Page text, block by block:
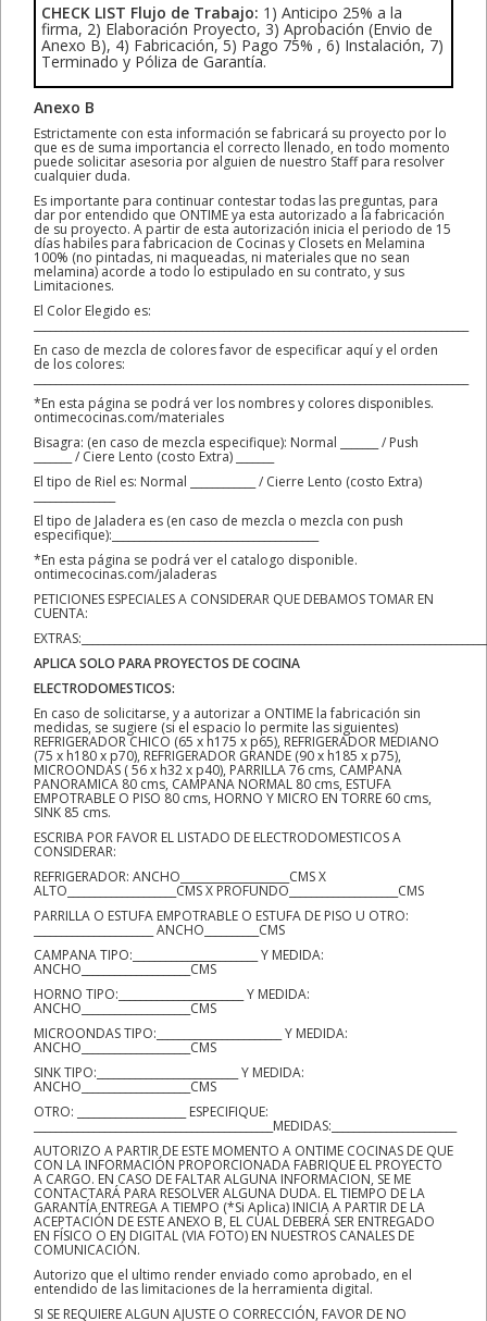
CHECK LIST Flujo de Trabajo: 1) Anticipo 25% a la
firma, 2) Elaboración Proyecto, 3) Aprobación (Envio de
Anexo B), 4) Fabricación, 5) Pago 75% , 6) Instalación, 7)
Terminado y Póliza de Garantía.
Anexo B
Estrictamente con esta información se fabricará su proyecto por lo
que es de suma importancia el correcto llenado, en todo momento
puede solicitar asesoria por alguien de nuestro Staff para resolver
cualquier duda.
Es importante para continuar contestar todas las preguntas, para
dar por entendido que ONTIME ya esta autorizado a la fabricación
de su proyecto. A partir de esta autorización inicia el periodo de 15
días habiles para fabricacion de Cocinas y Closets en Melamina
100% (no pintadas, ni maqueadas, ni materiales que no sean
melamina) acorde a todo lo estipulado en su contrato, y sus
Limitaciones.
El Color Elegido es:
________________________________________________________________________________
En caso de mezcla de colores favor de especificar aquí y el orden
de los colores:
*En esta página se podrá ver los nombres y colores disponibles.
ontimecocinas.com/materiales
Bisagra: (en caso de mezcla especifique): Normal _______ / Push
_______ / Ciere Lento (costo Extra) _______
El tipo de Riel es: Normal ____________ / Cierre Lento (costo Extra)
_______________
El tipo de Jaladera es (en caso de mezcla o mezcla con push
especifique):______________________________________
*En esta página se podrá ver el catalogo disponible.
ontimecocinas.com/jaladeras
PETICIONES ESPECIALES A CONSIDERAR QUE DEBAMOS TOMAR EN
CUENTA:
APLICA SOLO PARA PROYECTOS DE COCINA
ELECTRODOMESTICOS:
En caso de solicitarse, y a autorizar a ONTIME la fabricación sin
medidas, se sugiere (si el espacio lo permite las siguientes)
REFRIGERADOR CHICO (65 x h175 x p65), REFRIGERADOR MEDIANO
(75 x h180 x p70), REFRIGERADOR GRANDE (90 x h185 x p75),
MICROONDAS ( 56 x h32 x p40), PARRILLA 76 cms, CAMPANA
PANORAMICA 80 cms, CAMPANA NORMAL 80 cms, ESTUFA
EMPOTRABLE O PISO 80 cms, HORNO Y MICRO EN TORRE 60 cms,
SINK 85 cms.
ESCRIBA POR FAVOR EL LISTADO DE ELECTRODOMESTICOS A
CONSIDERAR:
REFRIGERADOR: ANCHO____________________CMS X
ALTO____________________CMS X PROFUNDO____________________CMS
PARRILLA O ESTUFA EMPOTRABLE O ESTUFA DE PISO U OTRO:
______________________ ANCHO__________CMS
CAMPANA TIPO:_______________________ Y MEDIDA:
ANCHO____________________CMS
HORNO TIPO:_______________________ Y MEDIDA:
ANCHO____________________CMS
MICROONDAS TIPO:_______________________ Y MEDIDA:
ANCHO____________________CMS
SINK TIPO:__________________________ Y MEDIDA:
ANCHO____________________CMS
OTRO: ____________________ ESPECIFIQUE:
____________________________________________MEDIDAS:_______________________
AUTORIZO A PARTIR DE ESTE MOMENTO A ONTIME COCINAS DE QUE
CON LA INFORMACIÓN PROPORCIONADA FABRIQUE EL PROYECTO
A CARGO. EN CASO DE FALTAR ALGUNA INFORMACION, SE ME
CONTACTARÁ PARA RESOLVER ALGUNA DUDA. EL TIEMPO DE LA
GARANTÍA ENTREGA A TIEMPO (*Si Aplica) INICIA A PARTIR DE LA
ACEPTACIÓN DE ESTE ANEXO B, EL CUAL DEBERÁ SER ENTREGADO
EN FÍSICO O EN DIGITAL (VIA FOTO) EN NUESTROS CANALES DE
COMUNICACIÓN.
Autorizo que el ultimo render enviado como aprobado, en el
entendido de las limitaciones de la herramienta digital.
SI SE REQUIERE ALGUN AJUSTE O CORRECCIÓN, FAVOR DE NO